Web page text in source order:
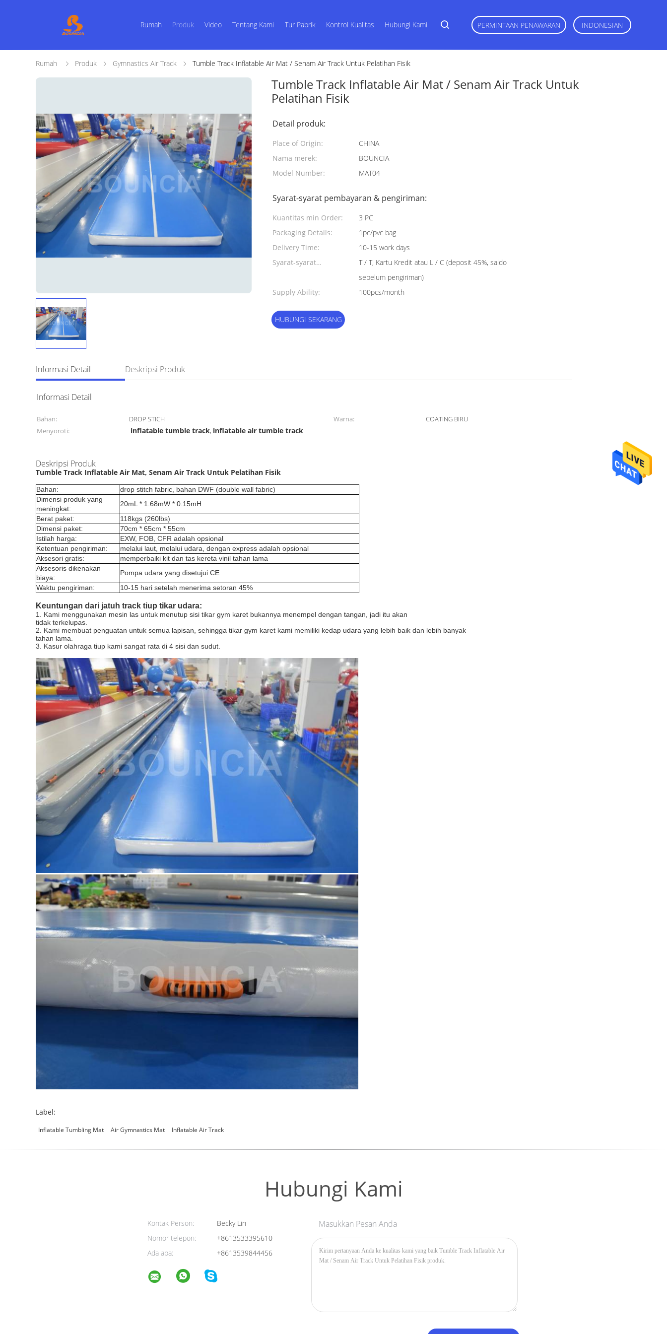
Rumah Produk Video Tentang Kami Tur Pabrik Kontrol Kualitas Hubungi Kami PERMINTAAN PENAWARAN INDONESIAN
Rumah Produk Gymnastics Air Track Tumble Track Inflatable Air Mat / Senam Air Track Untuk Pelatihan Fisik
Tumble Track Inflatable Air Mat / Senam Air Track Untuk
Pelatihan Fisik
Detail produk:
Place of Origin:
CHINA
Nama merek:
BOUNCIA
Model Number:
MAT04
Syarat-syarat pembayaran & pengiriman:
Kuantitas min Order:
3 PC
Packaging Details:
1pc/pvc bag
Delivery Time:
10-15 work days
Syarat-syarat
T / T, Kartu Kredit atau L / C (deposit 45%, saldo
sebelum pengiriman)
Supply Ability:
100pcs/month
HUBUNGI SEKARANG
Informasi Detail Deskripsi Produk
Informasi Detail
Bahan: DROP STICH Warna:
COATING BIRU
Menyoroti:
inflatable tumble track, inflatable air tumble track
Deskripsi Produk
Tumble Track Inflatable Air Mat, Senam Air Track Untuk Pelatihan Fisik
Bahan:
drop stitch fabric, bahan DWF (double wall fabric)
Dimensi produk yang
meningkat:
20mL * 1.68mW * 0.15mH
Berat paket:
118kgs (260lbs)
Dimensi paket:
70cm * 65cm * 55cm
Istilah harga:
EXW, FOB, CFR adalah opsional
Ketentuan pengiriman:
melalui laut, melalui udara, dengan express adalah opsional
Aksesori gratis:
memperbaiki kit dan tas kereta vinil tahan lama
Aksesoris dikenakan
biaya:
Pompa udara yang disetujui CE
Waktu pengiriman:
10-15 hari setelah menerima setoran 45%
Keuntungan dari jatuh track tiup tikar udara:
1. Kami menggunakan mesin las untuk menutup sisi tikar gym karet bukannya menempel dengan tangan, jadi itu akan
tidak terkelupas.
2. Kami membuat penguatan untuk semua lapisan, sehingga tikar gym karet kami memiliki kedap udara yang lebih baik dan lebih banyak
tahan lama.
3. Kasur olahraga tiup kami sangat rata di 4 sisi dan sudut.
Label:
Inflatable Tumbling Mat Air Gymnastics Mat Inflatable Air Track
Hubungi Kami
Kontak Person:
Becky Lin
Nomor telepon:
+8613533395610
Ada apa:
+8613539844456
Masukkan Pesan Anda